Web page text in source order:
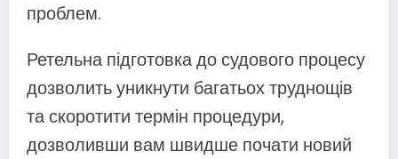
проблем.
Ретельна підготовка до судового процесу
дозволить уникнути багатьох труднощів
та скоротити термін процедури,
дозволивши вам швидше почати новий